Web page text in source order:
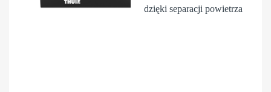
dzięki separacji powietrza